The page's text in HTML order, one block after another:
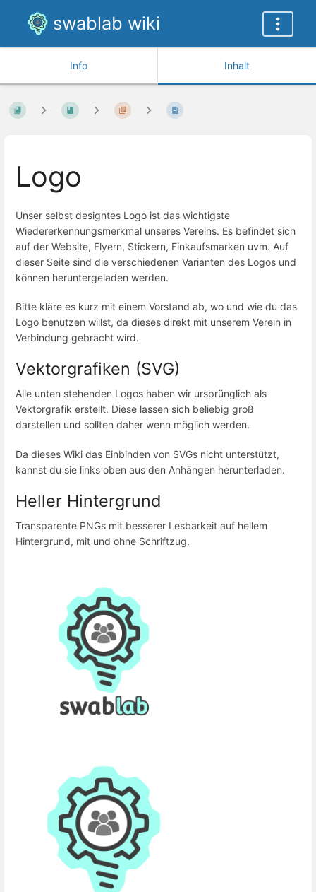
swablab wiki
Info Inhalt
Logo
Unser selbst designtes Logo ist das wichtigste
Wiedererkennungsmerkmal unseres Vereins. Es befindet sich
auf der Website, Flyern, Stickern, Einkaufsmarken uvm. Auf
dieser Seite sind die verschiedenen Varianten des Logos und
können heruntergeladen werden.
Bitte kläre es kurz mit einem Vorstand ab, wo und wie du das
Logo benutzen willst, da dieses direkt mit unserem Verein in
Verbindung gebracht wird.
Vektorgrafiken (SVG)
Alle unten stehenden Logos haben wir ursprünglich als
Vektorgrafik erstellt. Diese lassen sich beliebig groß
darstellen und sollten daher wenn möglich werden.
Da dieses Wiki das Einbinden von SVGs nicht unterstützt,
kannst du sie links oben aus den Anhängen herunterladen.
Heller Hintergrund
Transparente PNGs mit besserer Lesbarkeit auf hellem
Hintergrund, mit und ohne Schriftzug.